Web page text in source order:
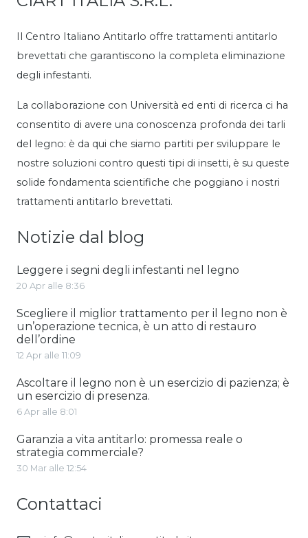
Il Centro Italiano Antitarlo offre trattamenti antitarlo
brevettati che garantiscono la completa eliminazione
degli infestanti.
La collaborazione con Università ed enti di ricerca ci ha
consentito di avere una conoscenza profonda dei tarli
del legno: è da qui che siamo partiti per sviluppare le
nostre soluzioni contro questi tipi di insetti, è su queste
solide fondamenta scientifiche che poggiano i nostri
trattamenti antitarlo brevettati.
Notizie dal blog
Leggere i segni degli infestanti nel legno
20 Apr alle 8:36
Scegliere il miglior trattamento per il legno non è
un’operazione tecnica, è un atto di restauro
dell’ordine
12 Apr alle 11:09
Ascoltare il legno non è un esercizio di pazienza; è
un esercizio di presenza.
6 Apr alle 8:01
Garanzia a vita antitarlo: promessa reale o
strategia commerciale?
30 Mar alle 12:54
Contattaci